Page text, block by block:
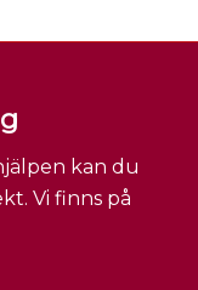
kan du
Vi finns på